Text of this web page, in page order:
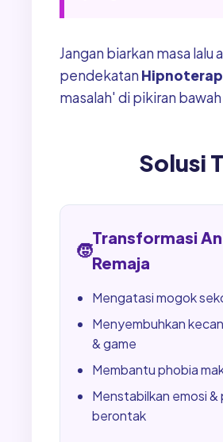
Jangan biarkan masa
pendekatan
masalah' di pikiran
Solusi
🧒
Transformasi
Remaja
Mengatasi mogok
Menyembuhkan
& game
Membantu phobia
Menstabilkan emosi &
berontak